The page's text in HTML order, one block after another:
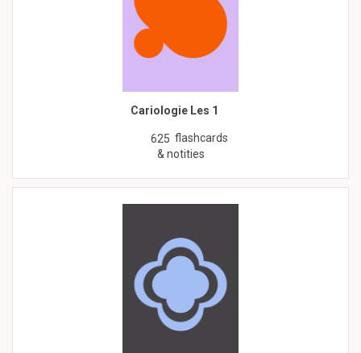
Cariologie Les 1
625 flashcards
& notities